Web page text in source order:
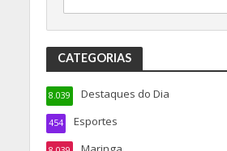
CATEGORIAS
Destaques do Dia
8.039
Esportes
454